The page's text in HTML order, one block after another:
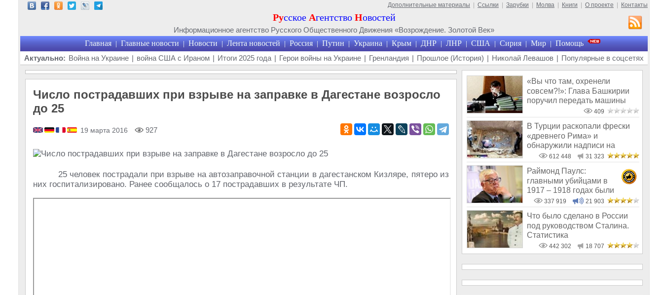
Дополнительные материалы Ссылки Зарубки Молва Книги О проекте Контакты
Русское Агентство Новостей
Информационное агентство Русского Общественного Движения «Возрождение. Золотой Век»
Главная | Главные новости | Новости | Лента новостей | Россия | Путин | Украина | Крым | ДНР | ЛНР | США | Сирия | Мир | Помощь
Актуально: Война на Украине | война США с Ираном | Итоги 2025 года | Герои войны на Украине | Гренландия | Прошлое (История) | Николай Левашов | Популярные в соцсетях
Число пострадавших при взрыве на заправке в Дагестане возросло
до 25
19 марта 2016 927
25 человек пострадали при взрыве на автозаправочной станции в дагестанском Кизляре, пятеро из
них госпитализировано. Ранее сообщалось о 17 пострадавших в результате ЧП.
«Вы что там, охренели
совсем?!»: Глава Башкирии
поручил передать машины
409
В Турции раскопали фрески
«древнего Рима» и
обнаружили надписи на
Русском!612 448 31 323
Раймонд Паулс:
главными убийцами в
1917 – 1918 годах были
латыши и евреи, а не русс
337 919 21 903
Что было сделано в России
под руководством Сталина.
Статистика
442 302 18 707